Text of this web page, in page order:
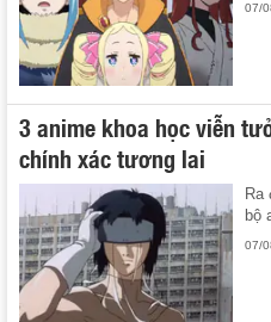
07/
3 anime khoa học viễn
chính xác tương lai
Ra
bộ
07/